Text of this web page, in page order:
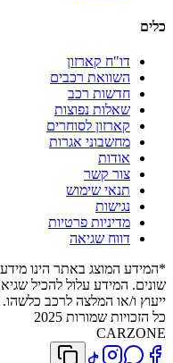
כלים
דו"ח קארזון
השוואת רכבים
חדשות רכב
שאלות נפוצות
קארזון לסוחרים
מחשבוני אגרות
אודות
צור קשר
תנאי שימוש
נגישות
מדיניות פרטיות
דווח שגיאה
*המידע המוצג באתר הינו
שונים. המידע עלול להכיל
ייעוץ ו/או המלצה לרכב
כל הזכויות שמורות 2025
CARZONE